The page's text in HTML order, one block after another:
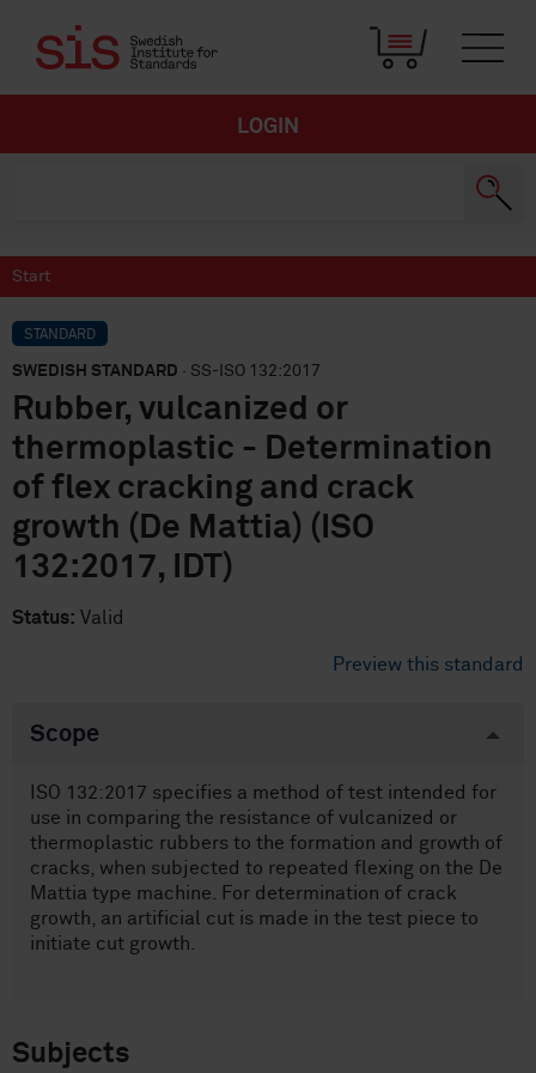
LOGIN
Start
STANDARD
SWEDISH STANDARD · SS-ISO 132:2017
Rubber, vulcanized or
thermoplastic - Determination
of flex cracking and crack
growth (De Mattia) (ISO
132:2017, IDT)
Status: Valid
Preview this standard
Scope
ISO 132:2017 specifies a method of test intended for
use in comparing the resistance of vulcanized or
thermoplastic rubbers to the formation and growth of
cracks, when subjected to repeated flexing on the De
Mattia type machine. For determination of crack
growth, an artificial cut is made in the test piece to
initiate cut growth.
Subjects